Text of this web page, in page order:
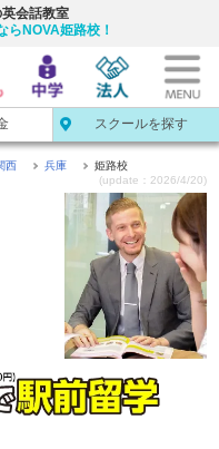
会話教室
らNOVA姫路校！
スクールを探す
西 兵庫
姫路校
(update：2026/4/20)